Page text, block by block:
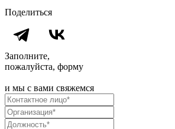
Поделиться
Заполните,
пожалуйста, форму
и мы с вами свяжемся